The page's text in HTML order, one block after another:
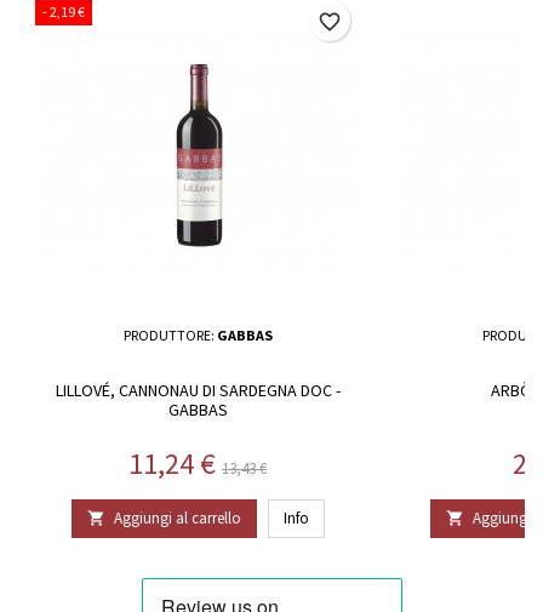
- 2,19 €
PRODUTTORE: GABBAS
LILLOVÉ, CANNONAU DI SARDEGNA DOC -
GABBAS
Prezzo
11,24 €Prezzo base
13,43 €
 Aggiungi al carrello Info
favorite_border
 Aggiungi